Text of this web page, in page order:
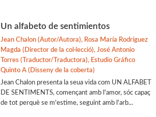
Un alfabeto de sentimientos
Jean Chalon (Autor/Autora), Rosa María Rodríguez
Magda (Director de la col·lecció), José Antonio
Torres (Traductor/Traductora), Estudio Gráfico
Quinto A (Disseny de la coberta)
Jean Chalon presenta la seua vida com UN ALFABET
DE SENTIMENTS, començant amb l'amor, sóc capaç
de tot perquè se m'estime, seguint amb l'arb...